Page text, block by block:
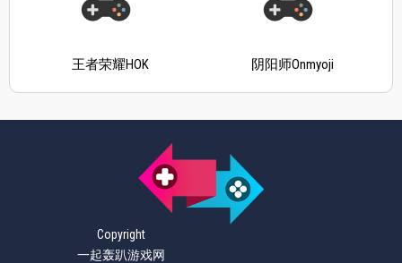
王者荣耀HOK 阴阳师Onmyoji
Copyright
一起轰趴游戏网